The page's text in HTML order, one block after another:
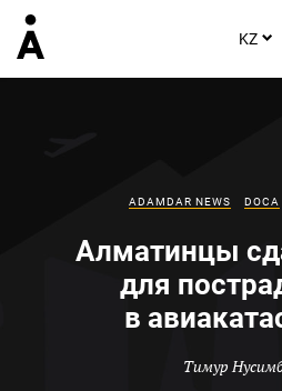
KZ
ADAMDAR NEWS DOCA
Алматинцы
для
в
Тимур